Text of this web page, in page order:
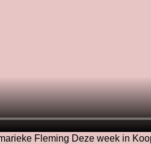
Fleming Deze week in